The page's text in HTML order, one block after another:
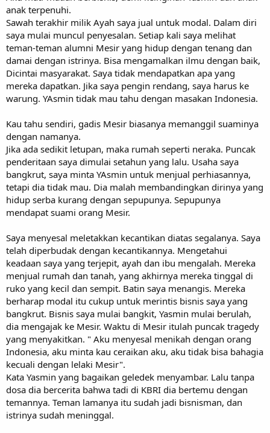
anak terpenuhi.
Sawah terakhir milik Ayah saya jual untuk modal. Dalam diri
saya mulai muncul penyesalan. Setiap kali saya melihat
teman-teman alumni Mesir yang hidup dengan tenang dan
damai dengan istrinya. Bisa mengamalkan ilmu dengan baik,
Dicintai masyarakat. Saya tidak mendapatkan apa yang
mereka dapatkan. Jika saya pengin rendang, saya harus ke
warung. YAsmin tidak mau tahu dengan masakan Indonesia.
Kau tahu sendiri, gadis Mesir biasanya memanggil suaminya
dengan namanya.
Jika ada sedikit letupan, maka rumah seperti neraka. Puncak
penderitaan saya dimulai setahun yang lalu. Usaha saya
bangkrut, saya minta YAsmin untuk menjual perhiasannya,
tetapi dia tidak mau. Dia malah membandingkan dirinya yang
hidup serba kurang dengan sepupunya. Sepupunya
mendapat suami orang Mesir.
Saya menyesal meletakkan kecantikan diatas segalanya. Saya
telah diperbudak dengan kecantikannya. Mengetahui
keadaan saya yang terjepit, ayah dan ibu mengalah. Mereka
menjual rumah dan tanah, yang akhirnya mereka tinggal di
ruko yang kecil dan sempit. Batin saya menangis. Mereka
berharap modal itu cukup untuk merintis bisnis saya yang
bangkrut. Bisnis saya mulai bangkit, Yasmin mulai berulah,
dia mengajak ke Mesir. Waktu di Mesir itulah puncak tragedy
yang menyakitkan. " Aku menyesal menikah dengan orang
Indonesia, aku minta kau ceraikan aku, aku tidak bisa bahagia
kecuali dengan lelaki Mesir".
Kata Yasmin yang bagaikan geledek menyambar. Lalu tanpa
dosa dia bercerita bahwa tadi di KBRI dia bertemu dengan
temannya. Teman lamanya itu sudah jadi bisnisman, dan
istrinya sudah meninggal.